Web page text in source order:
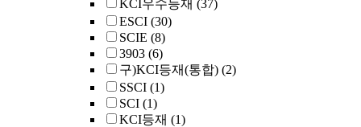
KCI우수등재 (37)
ESCI (30)
SCIE (8)
3903 (6)
구)KCI등재(통합) (2)
SSCI (1)
SCI (1)
KCI등재 (1)